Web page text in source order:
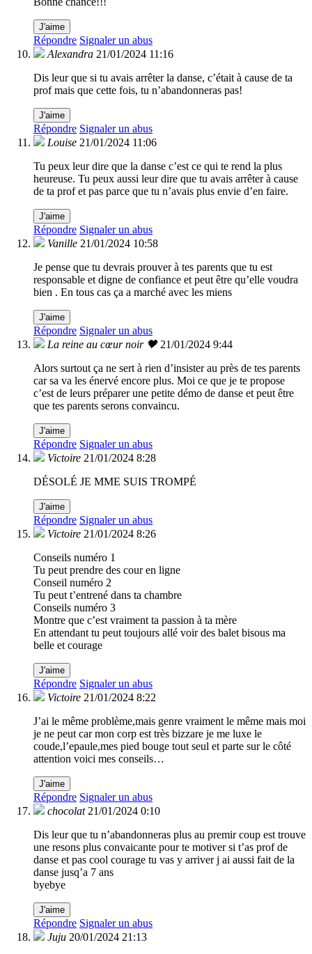
J'aime
Répondre Signaler un abus
Alexandra 21/01/2024 11:16
Dis leur que si tu avais arrêter la danse, c’était à cause de ta
prof mais que cette fois, tu n’abandonneras pas!
J'aime
Répondre Signaler un abus
Louise 21/01/2024 11:06
Tu peux leur dire que la danse c’est ce qui te rend la plus
heureuse. Tu peux aussi leur dire que tu avais arrêter à cause
de ta prof et pas parce que tu n’avais plus envie d’en faire.
J'aime
Répondre Signaler un abus
Vanille 21/01/2024 10:58
Je pense que tu devrais prouver à tes parents que tu est
responsable et digne de confiance et peut être qu’elle voudra
bien . En tous cas ça a marché avec les miens
J'aime
Répondre Signaler un abus
La reine au cœur noir 🖤 21/01/2024 9:44
Alors surtout ça ne sert à rien d’insister au près de tes parents
car sa va les énervé encore plus. Moi ce que je te propose
c’est de leurs préparer une petite démo de danse et peut être
que tes parents serons convaincu.
J'aime
Répondre Signaler un abus
Victoire 21/01/2024 8:28
DÉSOLÉ JE MME SUIS TROMPÉ
J'aime
Répondre Signaler un abus
Victoire 21/01/2024 8:26
Conseils numéro 1
Tu peut prendre des cour en ligne
Conseil numéro 2
Tu peut t’entrené dans ta chambre
Conseils numéro 3
Montre que c’est vraiment ta passion à ta mère
En attendant tu peut toujours allé voir des balet bisous ma
belle et courage
J'aime
Répondre Signaler un abus
Victoire 21/01/2024 8:22
J’ai le même problème,mais genre vraiment le même mais moi
je ne peut car mon corp est très bizzare je me luxe le
coude,l’epaule,mes pied bouge tout seul et parte sur le côté
attention voici mes conseils…
J'aime
Répondre Signaler un abus
chocolat 21/01/2024 0:10
Dis leur que tu n’abandonneras plus au premir coup est trouve
une resons plus convaicante pour te motiver si t’as prof de
danse et pas cool courage tu vas y arriver j ai aussi fait de la
danse jusq’a 7 ans
byebye
J'aime
Répondre Signaler un abus
Juju 20/01/2024 21:13